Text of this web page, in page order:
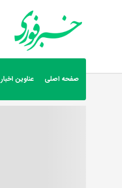
صفحه اصلی عناوین اخبار